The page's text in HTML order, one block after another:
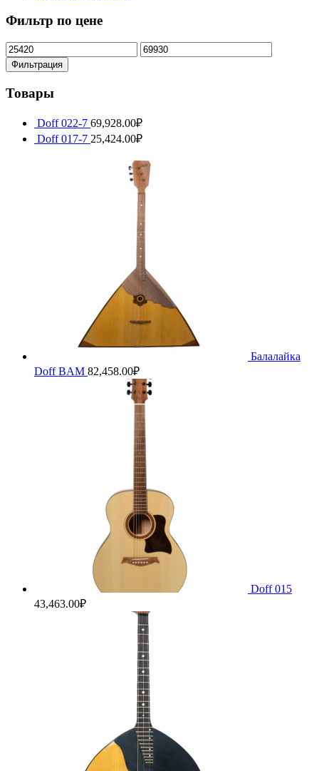
Фильтр по цене
Минимальная
цена
Максимальная
цена
Фильтрация
Товары
Doff 022-7 69,928.00₽
Doff 017-7 25,424.00₽
Балалайка
Doff BAM 82,458.00₽
Doff 015
43,463.00₽